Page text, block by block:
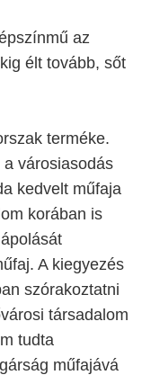
az
élt tovább, sőt
terméke.
városiasodás
kedvelt műfaja
korában is
A kiegyezés
szórakoztatni
társadalom
tudta
műfajává